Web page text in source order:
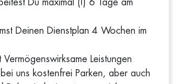
Du maximal (!) 6 Tage am
Deinen Dienstplan 4 Wochen im
Vermögenswirksame Leistungen
uns kostenfrei Parken, aber auch